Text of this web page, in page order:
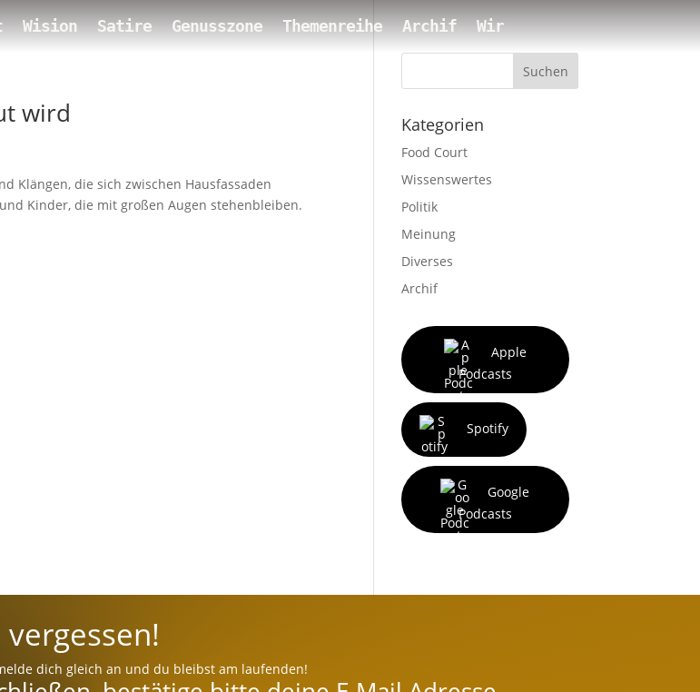
Wision Satire Genusszone Themenreihe Archif Wir
wird
Klängen, die sich zwischen Hausfassaden
Kinder, die mit großen Augen stehenbleiben.
Suchen
Kategorien
Food Court
Wissenswertes
Politik
Meinung
Diverses
Archif
Apple
Podcasts
Spotify
Google
Podcasts
dich gleich an und du bleibst am laufenden!